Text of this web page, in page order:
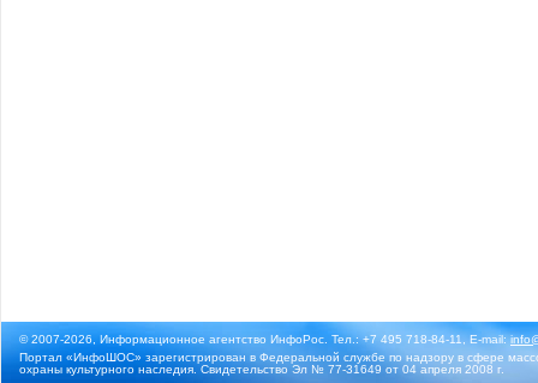
© 2007-2026, Информационное агентство ИнфоРос. Тел.: +7 495 718-84-11, E-mail:
Портал «ИнфоШОС» зарегистрирован в Федеральной службе по надзору в сфере
охраны культурного наследия. Свидетельство Эл № 77-31649 от 04 апреля 2008 г.